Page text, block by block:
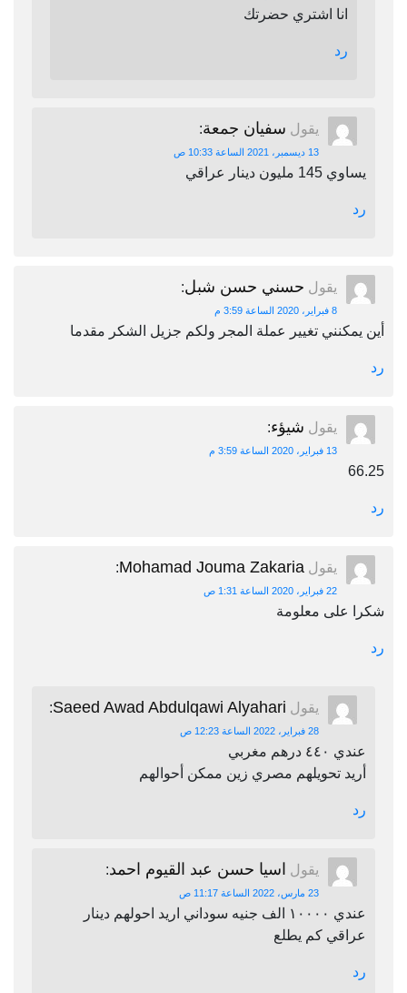
انا اشتري حضرتك
رد
يقول سفيان جمعة:
13 ديسمبر، 2021 الساعة 10:33 ص
يساوي 145 مليون دينار عراقي
رد
يقول حسني حسن شبل:
8 فبراير، 2020 الساعة 3:59 م
أين يمكنني تغيير عملة المجر ولكم جزيل الشكر مقدما
رد
يقول شيؤء:
13 فبراير، 2020 الساعة 3:59 م
66.25
رد
يقول Mohamad Jouma Zakaria
:
22 فبراير، 2020 الساعة 1:31 ص
شكرا على معلومة
رد
يقول Saeed Awad Abdulqawi Alyahari
:
28 فبراير، 2022 الساعة 12:23 ص
عندي ٤٤٠ درهم مغربي
أريد تحويلهم مصري زين ممكن أحوالهم
رد
يقول اسيا حسن عبد القيوم احمد:
23 مارس، 2022 الساعة 11:17 ص
عندي ١٠٠٠٠ الف جنيه سوداني اريد احولهم دينار
عراقي كم يطلع
رد